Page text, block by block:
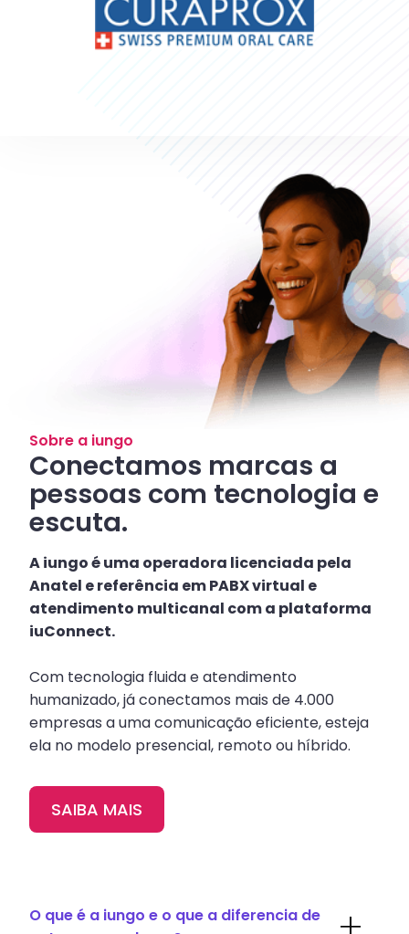
Sobre a iungo
Conectamos marcas a
pessoas com tecnologia e
escuta.
A iungo é uma operadora licenciada pela
Anatel e referência em PABX virtual e
atendimento multicanal com a plataforma
iuConnect.
Com tecnologia fluida e atendimento
humanizado, já conectamos mais de 4.000
empresas a uma comunicação eficiente, esteja
ela no modelo presencial, remoto ou híbrido.
SAIBA MAIS
O que é a iungo e o que a diferencia de